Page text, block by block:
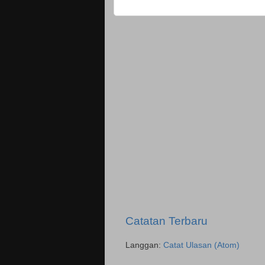
Catatan Terbaru
Langgan: Catat Ulasan (Atom)